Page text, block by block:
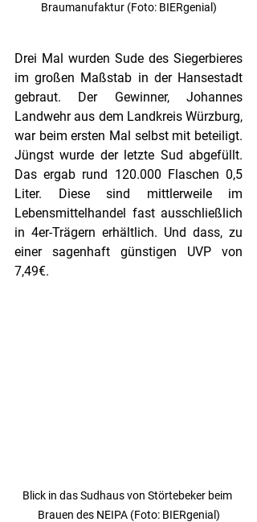
Braumanufaktur (Foto: BIERgenial)
Drei Mal wurden Sude des Siegerbieres
im großen Maßstab in der Hansestadt
gebraut. Der Gewinner, Johannes
Landwehr aus dem Landkreis Würzburg,
war beim ersten Mal selbst mit beteiligt.
Jüngst wurde der letzte Sud abgefüllt.
Das ergab rund 120.000 Flaschen 0,5
Liter. Diese sind mittlerweile im
Lebensmittelhandel fast ausschließlich
in 4er-Trägern erhältlich. Und dass, zu
einer sagenhaft günstigen UVP von
7,49€.
Blick in das Sudhaus von Störtebeker beim
Brauen des NEIPA (Foto: BIERgenial)